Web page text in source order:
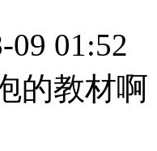
09 01:52
的教材啊